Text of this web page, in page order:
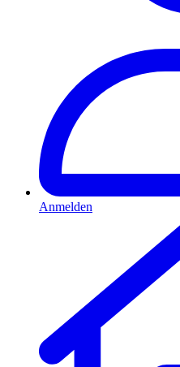
Anmelden